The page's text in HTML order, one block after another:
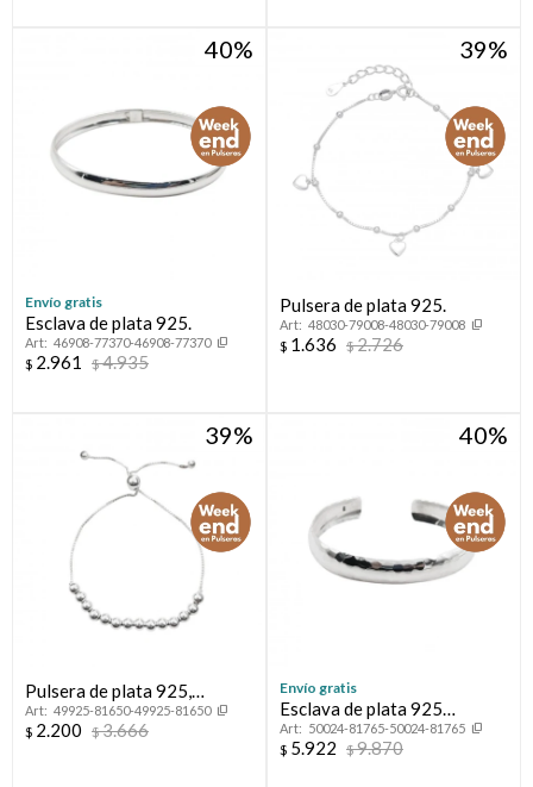
40
Envío gratis
Esclava de plata 925.
46908-77370-46908-77370
$ 2.961 $4.935
39
Pulsera de plata 925.
48030-79008-48030-79008
$ 1.636 $2.726
39
Pulsera de plata 925,
autoajustable.
49925-81650-49925-81650
$ 2.200 $3.666
40
Envío gratis
Esclava de plata 925
martillada.
50024-81765-50024-81765
$ 5.922 $9.870